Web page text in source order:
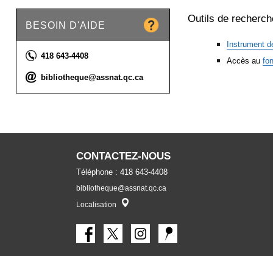
BESOIN D'AIDE
Téléphone :
418 643-4408
Courriel :
bibliotheque@assnat.qc.ca
Outils de
Instrument
Accès au
CONTACTEZ-NOUS
Téléphone : 418 643-4408
bibliotheque@assnat.qc.ca
Localisation